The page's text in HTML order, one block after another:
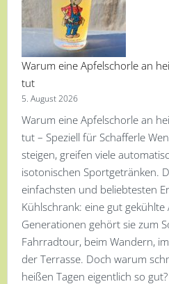
Warum eine Apfelschorle an
tut
5. August 2026
Warum eine Apfelschorle an
tut – Speziell für Schafferle
steigen, greifen viele
isotonischen Sportgetränken.
einfachsten und beliebtesten
Kühlschrank: eine gut gekühlte
Generationen gehört sie zum
Fahrradtour, beim Wandern,
der Terrasse. Doch warum
heißen Tagen eigentlich so